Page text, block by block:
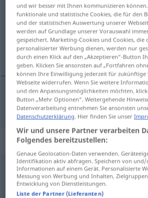
Übersicht aller Übersetzungen
(Für mehr Details die Übersetzung
falla burt
falla burt wegfallen
Synonyme für
entfallen,platzen (Geschäft, Hochzeit,
Finanzierung ...),(sich) erledigen
und wir besser mit Ihnen kommunizieren
funktionale und statistische Cookies, die für den
und der statistischen Auswertung unserer
werden auf Grundlage unserer Vorauswahl
gespeichert. Marketing-Cookies und Cookies, die
personalisierter Werbung dienen, werden nur
durch einen Klick auf den „Akzeptieren“-Button
geben. Klicken Sie ansonsten auf „Fortfahren
können Ihre Einwilligung jederzeit für zukünftige
Webseite widerrufen. Wenn Sie weitere
und den Anpassungsmöglichkeiten möchten,
Button „Mehr Optionen“. Weitergehende
Datenverarbeitung entnehmen Sie ansonsten
Datenschutzerklärung. Hier finden Sie unser
Wir und unsere Partner verarbeiten
Folgendes bereitzustellen:
Genaue Geolocation-Daten verwenden.
Identifikation aktiv abfragen. Speichern von
Informationen auf einem Gerät. Personalisierte
Messung von Werbung und Inhalten,
Entwicklung von Dienstleistungen.
Liste der Partner (Lieferanten)